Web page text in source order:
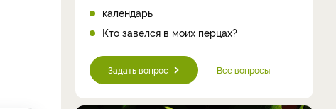
календарь
Кто завелся в моих перцах?
Задать вопрос Все вопросы